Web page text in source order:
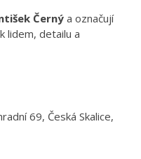
Černý a označují
lidem, detailu a
69, Česká Skalice,